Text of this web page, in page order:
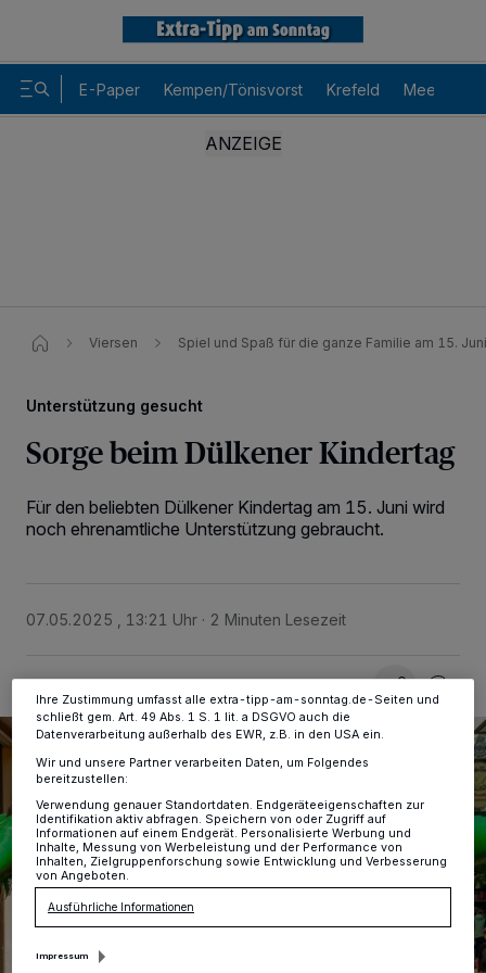
E-Paper Kempen/Tönisvorst Krefeld Meerbusch
Viersen Spiel und Spaß für die ganze Familie am 15. Juni
Unterstützung gesucht
Sorge beim Dülkener Kindertag
Für den beliebten Dülkener Kindertag am 15. Juni wird
noch ehrenamtliche Unterstützung gebraucht.
07.05.2025 , 13:21 Uhr 2 Minuten Lesezeit
personenbezogene Daten wie Browserdaten oder eindeutige
Kennungen auf Ihrem Gerät zu. Durch Auswahl von OK aktivieren Sie
Tracking-Technologien für die unter „Wir und unsere Partner
ändern oder Ihre Einwilligung zu widerrufen, indem Sie auf den Link
Ihre Zustimmung umfasst alle extra-tipp-am-sonntag.de-Seiten und
schließt gem. Art. 49 Abs. 1 S. 1 lit. a DSGVO auch die
Datenverarbeitung außerhalb des EWR, z.B. in den USA ein.
Wir und unsere Partner verarbeiten Daten, um Folgendes
bereitzustellen:
Verwendung genauer Standortdaten. Endgeräteeigenschaften zur
Identifikation aktiv abfragen. Speichern von oder Zugriff auf
Informationen auf einem Endgerät. Personalisierte Werbung und
Inhalte, Messung von Werbeleistung und der Performance von
Inhalten, Zielgruppenforschung sowie Entwicklung und Verbesserung
von Angeboten.
Ausführliche Informationen
Impressum